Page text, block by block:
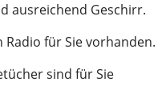
ausreichend Geschirr.
Radio für Sie vorhanden.
sind für Sie